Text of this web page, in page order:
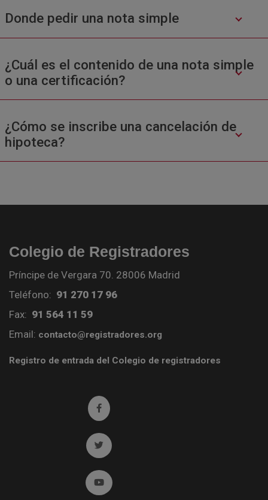
Donde pedir una nota simple
¿Cuál es el contenido de una nota simple
o una certificación?
¿Cómo se inscribe una cancelación de
hipoteca?
Colegio de Registradores
Príncipe de Vergara 70. 28006 Madrid
Teléfono: 91 270 17 96
Fax: 91 564 11 59
Email: contacto@registradores.org
Registro de entrada del Colegio de registradores
Ir a facebook (abre en ventana nueva)
Ir a twitter (abre en ventana nueva)
Ir a YouTube (abre en ventana nueva)